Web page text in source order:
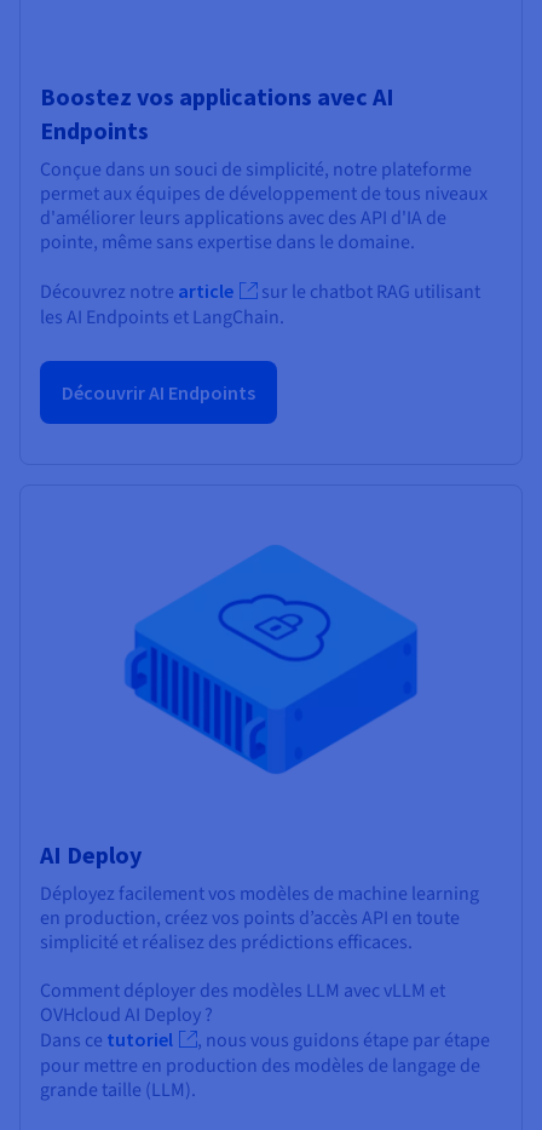
Boostez vos applications avec AI
Endpoints
Conçue dans un souci de simplicité, notre plateforme
permet aux équipes de développement de tous niveaux
d'améliorer leurs applications avec des API d'IA de
pointe, même sans expertise dans le domaine.
Découvrez notre article
sur le chatbot RAG utilisant
les AI Endpoints et LangChain.
Découvrir AI Endpoints
AI Deploy
Déployez facilement vos modèles de machine learning
en production, créez vos points d’accès API en toute
simplicité et réalisez des prédictions efficaces.
Comment déployer des modèles LLM avec vLLM et
OVHcloud AI Deploy ?
Dans ce tutoriel
, nous vous guidons étape par étape
pour mettre en production des modèles de langage de
grande taille (LLM).